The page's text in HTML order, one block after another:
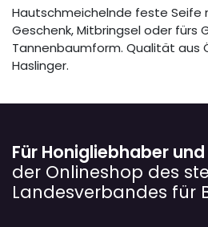
Hautschmeichelnde feste Seife
Geschenk, Mitbringsel oder fürs
Tannenbaumform. Qualität aus
Haslinger.
Für Honigliebhaber
der Onlineshop des
Landesverbandes für